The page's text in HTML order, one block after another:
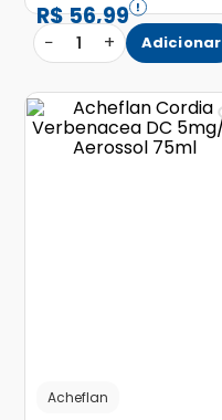
R$56,99
− 1 + Adicionar
Acheflan